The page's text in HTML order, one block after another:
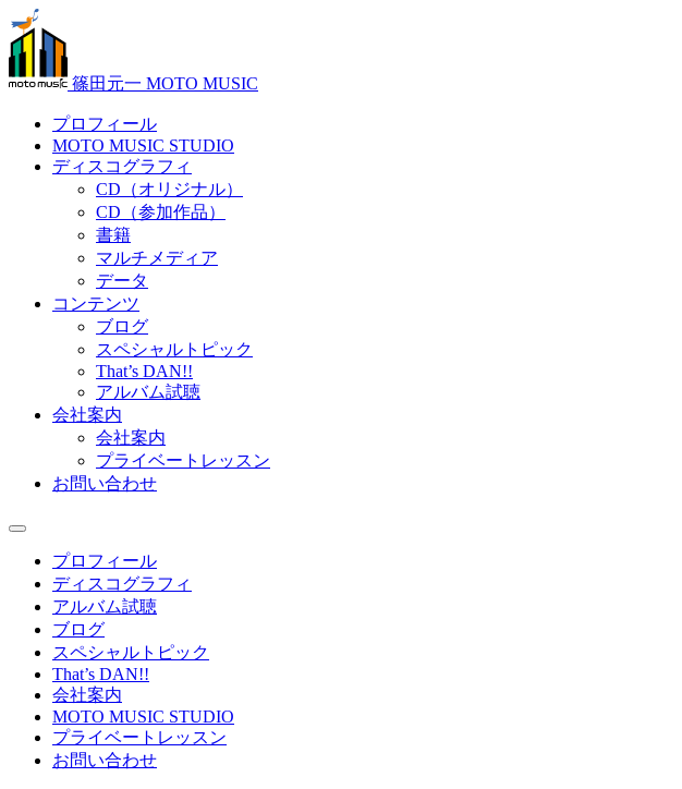
篠田元一 MOTO MUSIC
プロフィール
MOTO MUSIC STUDIO
ディスコグラフィ
CD（オリジナル）
CD（参加作品）
書籍
マルチメディア
データ
コンテンツ
ブログ
スペシャルトピック
That’s DAN!!
アルバム試聴
会社案内
会社案内
プライベートレッスン
お問い合わせ
プロフィール
ディスコグラフィ
アルバム試聴
ブログ
スペシャルトピック
That’s DAN!!
会社案内
MOTO MUSIC STUDIO
プライベートレッスン
お問い合わせ